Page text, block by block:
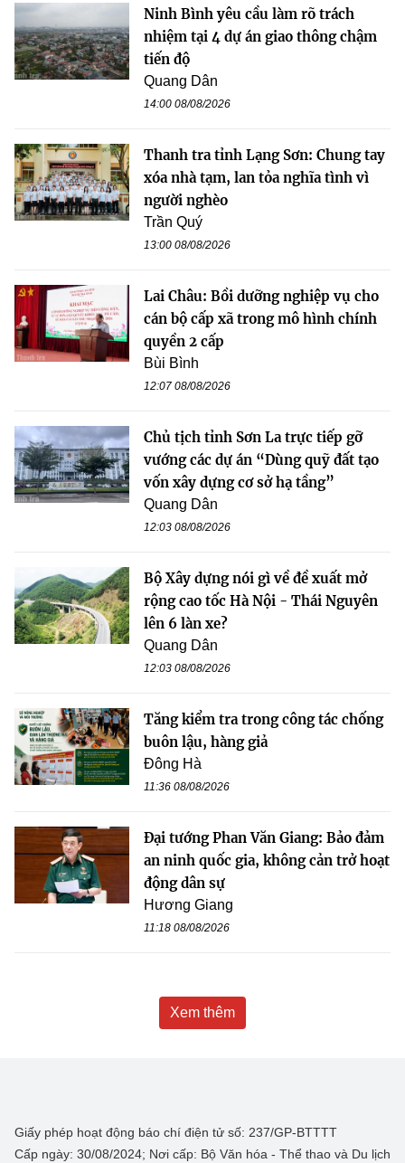
Ninh Bình yêu cầu làm rõ trách
nhiệm tại 4 dự án giao thông chậm
tiến độ
Quang Dân
14:00 08/08/2026
Thanh tra tỉnh Lạng Sơn: Chung tay
xóa nhà tạm, lan tỏa nghĩa tình vì
người nghèo
Trần Quý
13:00 08/08/2026
Lai Châu: Bồi dưỡng nghiệp vụ cho
cán bộ cấp xã trong mô hình chính
quyền 2 cấp
Bùi Bình
12:07 08/08/2026
Chủ tịch tỉnh Sơn La trực tiếp gỡ
vướng các dự án “Dùng quỹ đất tạo
vốn xây dựng cơ sở hạ tầng”
Quang Dân
12:03 08/08/2026
Bộ Xây dựng nói gì về đề xuất mở
rộng cao tốc Hà Nội - Thái Nguyên
lên 6 làn xe?
Quang Dân
12:03 08/08/2026
Tăng kiểm tra trong công tác chống
buôn lậu, hàng giả
Đông Hà
11:36 08/08/2026
Đại tướng Phan Văn Giang: Bảo đảm
an ninh quốc gia, không cản trở hoạt
động dân sự
Hương Giang
11:18 08/08/2026
Xem thêm
Giấy phép hoạt động báo chí điện tử số: 237/GP-BTTTT
Cấp ngày: 30/08/2024; Nơi cấp: Bộ Văn hóa - Thể thao và Du lịch